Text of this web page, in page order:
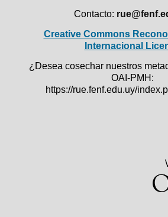
Contacto:
Creative Commons
Internacional
¿Desea cosechar nuestros
OAI-PMH:
https://rue.fenf.edu.uy/